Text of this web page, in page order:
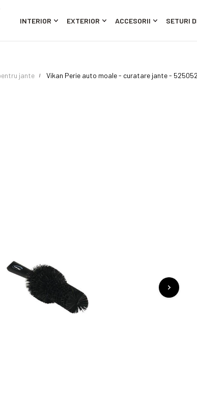
INTERIOR EXTERIOR ACCESORII SETURI
jante Vikan Perie auto moale - curatare jante - 525052